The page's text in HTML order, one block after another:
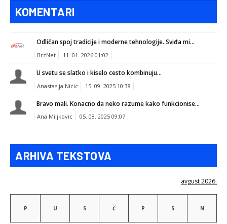
KOMENTARI
Odličan spoj tradicije i moderne tehnologije. Sviđa mi...
BrzNet 11. 01. 2026 01:02
U svetu se slatko i kiselo cesto kombinuju...
Anastasija Nicic 15. 09. 2025 10:38
Bravo mali. Konacno da neko razume kako funkcionise...
Ana Miljkovic 05. 08. 2025 09:07
ARHIVA TEKSTOVA
avgust 2026.
P U S Č P S N